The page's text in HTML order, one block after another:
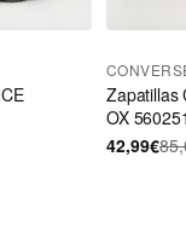
Zapatillas
OX
42,99€